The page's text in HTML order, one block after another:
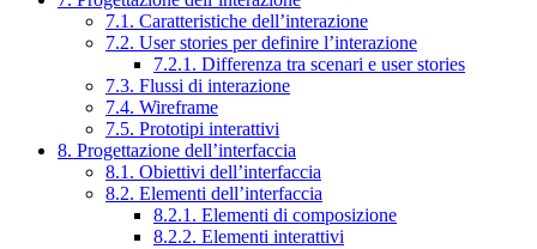
7.1. Caratteristiche dell’interazione
7.2. User stories per definire l’interazione
7.2.1. Differenza tra scenari e user stories
7.3. Flussi di interazione
7.4. Wireframe
7.5. Prototipi interattivi
8. Progettazione dell’interfaccia
8.1. Obiettivi dell’interfaccia
8.2. Elementi dell’interfaccia
8.2.1. Elementi di composizione
8.2.2. Elementi interattivi